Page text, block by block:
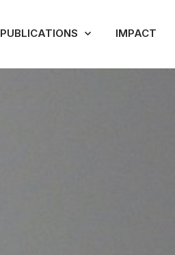
PUBLICATIONS IMPACT